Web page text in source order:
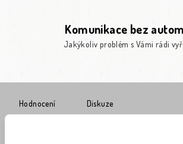
Komunikace bez
Jakýkoliv problém s Vámi rádi
Hodnocení Diskuze